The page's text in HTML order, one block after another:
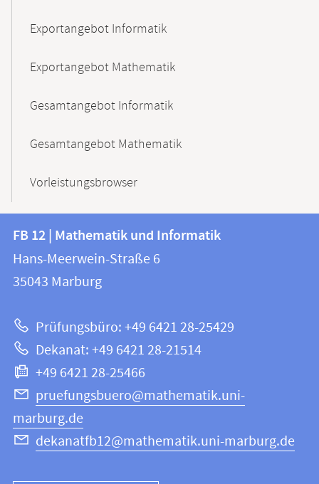
Exportangebot Informatik
Exportangebot Mathematik
Gesamtangebot Informatik
Gesamtangebot Mathematik
Vorleistungsbrowser
Kontakt
und
Informationen
Website
FB
12
|
und
Informatik
FB 12 | Mathematik und Informatik
Hans-Meerwein-Straße 6
35043 Marburg
Prüfungsbüro: +49 6421 28-25429
Dekanat: +49 6421 28-21514
+49 6421 28-25466
pruefungsbuero@mathematik.uni-
marburg.de
dekanatfb12@mathematik.uni-marburg.de